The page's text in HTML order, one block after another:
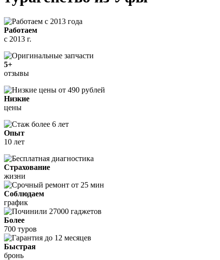
Работаем
с 2013 г.
5+
отзывы
Низкие
цены
Опыт
10 лет
Страхование
жизни
Соблюдаем
график
Более
700 туров
Быстрая
бронь